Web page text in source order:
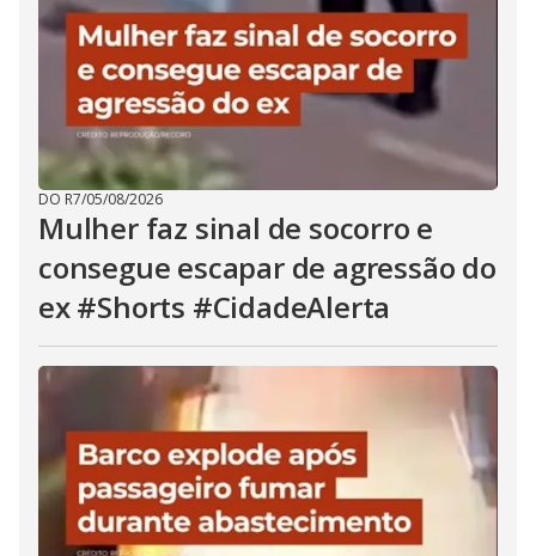
DO R7/05/08/2026
Mulher faz sinal de socorro e
consegue escapar de agressão do
ex #Shorts #CidadeAlerta